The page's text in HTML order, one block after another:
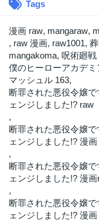
Tags
漫画 raw, mangaraw,
, raw 漫画, raw1001,
mangakoma, 呪術廻戦
僕のヒーローアカデミ
マッシュル 163,
断罪された悪役令嬢
ェンジしました!? raw
,
断罪された悪役令嬢
ェンジしました!? 漫画
,
断罪された悪役令嬢
ェンジしました!? 漫
,
断罪された悪役令嬢
ェンジしました!? 漫